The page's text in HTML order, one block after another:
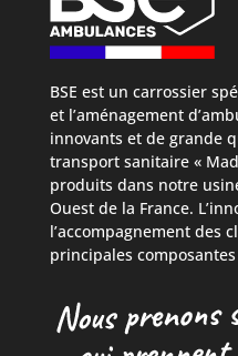
BSE est un carrossier
et l’aménagement
innovants et de grande
transport sanitaire «
produits dans notre
Ouest de la France.
l’accompagnement des
principales